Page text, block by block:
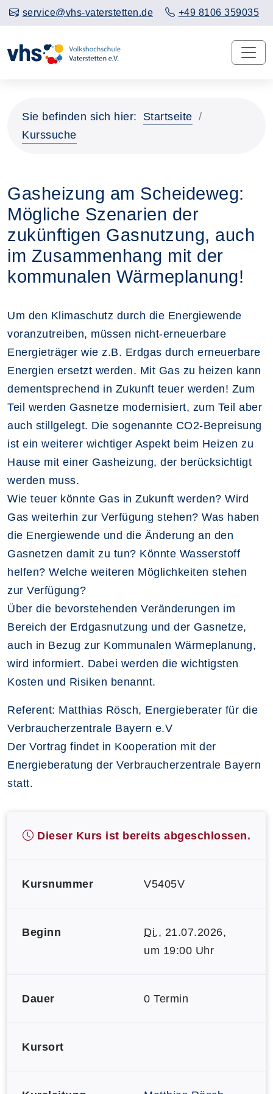
service@vhs-vaterstetten.de +49 8106 359035
Sie befinden sich hier:
Startseite
Kurssuche
Gasheizung am Scheideweg:
Mögliche Szenarien der
zukünftigen Gasnutzung, auch
im Zusammenhang mit der
kommunalen Wärmeplanung!
Um den Klimaschutz durch die Energiewende
voranzutreiben, müssen nicht-erneuerbare
Energieträger wie z.B. Erdgas durch erneuerbare
Energien ersetzt werden. Mit Gas zu heizen kann
dementsprechend in Zukunft teuer werden! Zum
Teil werden Gasnetze modernisiert, zum Teil aber
auch stillgelegt. Die sogenannte CO2-Bepreisung
ist ein weiterer wichtiger Aspekt beim Heizen zu
Hause mit einer Gasheizung, der berücksichtigt
werden muss.
Wie teuer könnte Gas in Zukunft werden? Wird
Gas weiterhin zur Verfügung stehen? Was haben
die Energiewende und die Änderung an den
Gasnetzen damit zu tun? Könnte Wasserstoff
helfen? Welche weiteren Möglichkeiten stehen
zur Verfügung?
Über die bevorstehenden Veränderungen im
Bereich der Erdgasnutzung und der Gasnetze,
auch in Bezug zur Kommunalen Wärmeplanung,
wird informiert. Dabei werden die wichtigsten
Kosten und Risiken benannt.
Referent: Matthias Rösch, Energieberater für die
Verbraucherzentrale Bayern e.V
Der Vortrag findet in Kooperation mit der
Energieberatung der Verbraucherzentrale Bayern
statt.
Dieser Kurs ist bereits abgeschlossen.
Kursnummer V5405V
Beginn Di., 21.07.2026,
um 19:00 Uhr
Dauer 0 Termin
Kursort